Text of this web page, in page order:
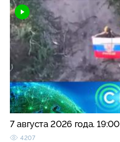
7 августа 2026 года. 19:00
4207